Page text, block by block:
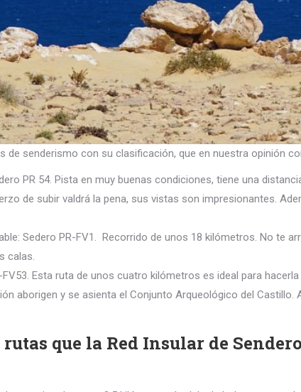
de senderismo con su clasificación, que en nuestra opinión
PR 54. Pista en muy buenas condiciones, tiene una
de subir valdrá la pena, sus vistas son impresionantes.
Sedero PR-FV1. Recorrido de unos 18 kilómetros. No te
calas.
FV53. Esta ruta de unos cuatro kilómetros es ideal para
aborigen y se asienta el Conjunto Arqueológico del
que la Red Insular de